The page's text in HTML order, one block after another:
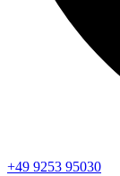
+49 9253 95030